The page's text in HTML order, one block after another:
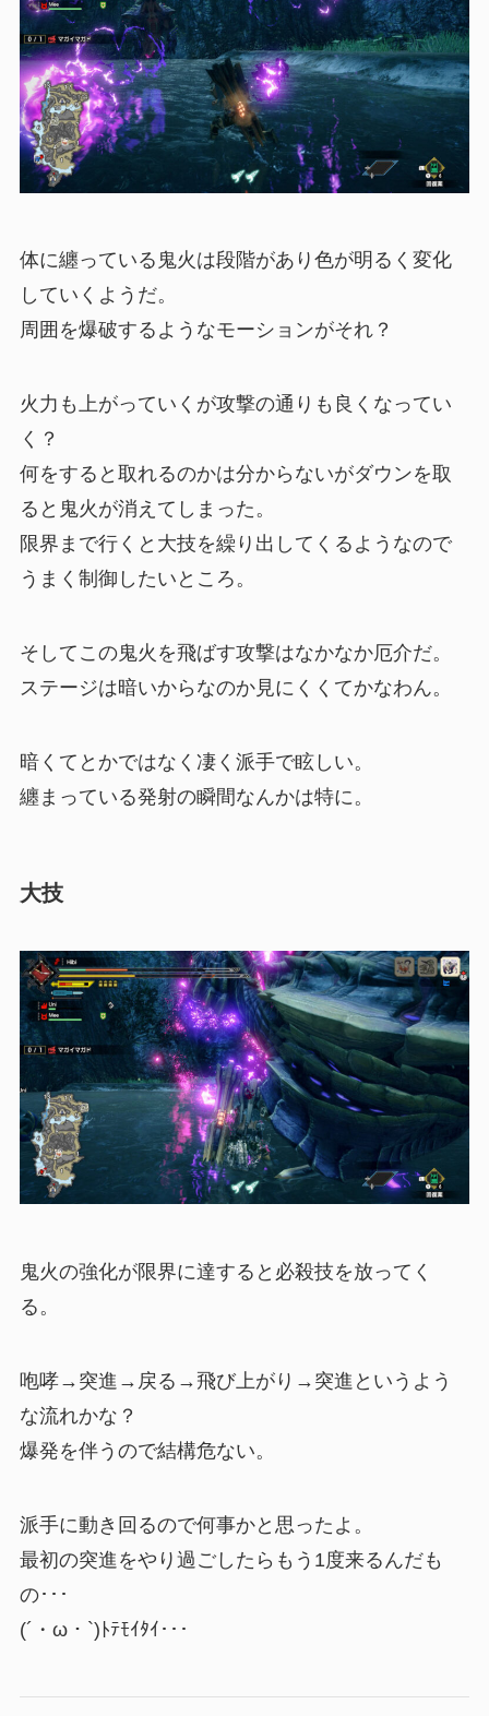
体に纏っている鬼火は段階があり色が明るく変化
していくようだ。
周囲を爆破するようなモーションがそれ？
火力も上がっていくが攻撃の通りも良くなってい
く？
何をすると取れるのかは分からないがダウンを取
ると鬼火が消えてしまった。
限界まで行くと大技を繰り出してくるようなので
うまく制御したいところ。
そしてこの鬼火を飛ばす攻撃はなかなか厄介だ。
ステージは暗いからなのか見にくくてかなわん。
暗くてとかではなく凄く派手で眩しい。
纏まっている発射の瞬間なんかは特に。
大技
鬼火の強化が限界に達すると必殺技を放ってく
る。
咆哮→突進→戻る→飛び上がり→突進というよう
な流れかな？
爆発を伴うので結構危ない。
派手に動き回るので何事かと思ったよ。
最初の突進をやり過ごしたらもう1度来るんだも
の･･･
(´・ω・`)ﾄﾃﾓｲﾀｲ･･･